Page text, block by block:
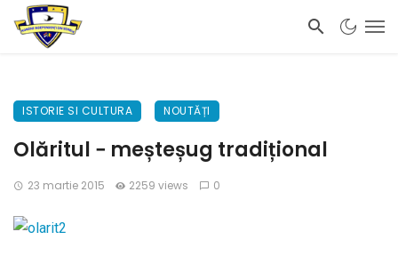
ISTORIE SI CULTURA NOUTĂȚI
Olăritul − meșteșug tradițional
23 martie 2015 2259 views 0